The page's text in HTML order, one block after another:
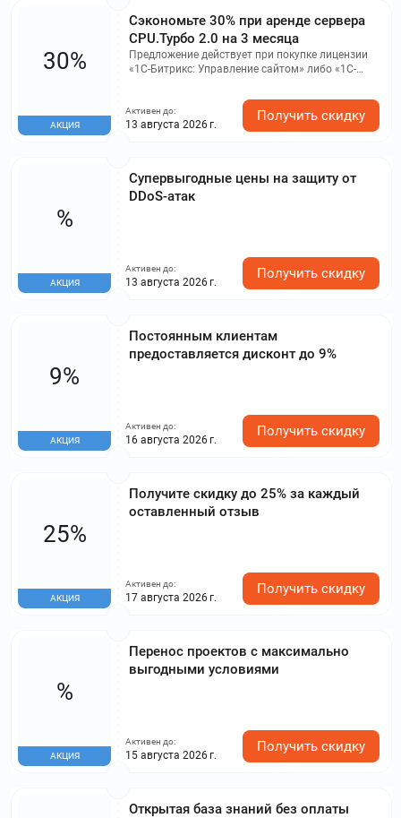
Сэкономьте 30% при аренде сервера
CPU.Турбо 2.0 на 3 месяца
Предложение действует при покупке лицензии
«1С-Битрикс: Управление сайтом» либо «1С-
30%
АКЦИЯ
Активен до:
13 августа 2026 г.
Получить скидку
Супервыгодные цены на защиту от
DDoS-атак
%
АКЦИЯ
Активен до:
13 августа 2026 г.
Получить скидку
Постоянным клиентам
предоставляется дисконт до 9%
9%
АКЦИЯ
Активен до:
16 августа 2026 г.
Получить скидку
Получите скидку до 25% за каждый
оставленный отзыв
25%
АКЦИЯ
Активен до:
17 августа 2026 г.
Получить скидку
Перенос проектов с максимально
выгодными условиями
%
АКЦИЯ
Активен до:
15 августа 2026 г.
Получить скидку
Открытая база знаний без оплаты